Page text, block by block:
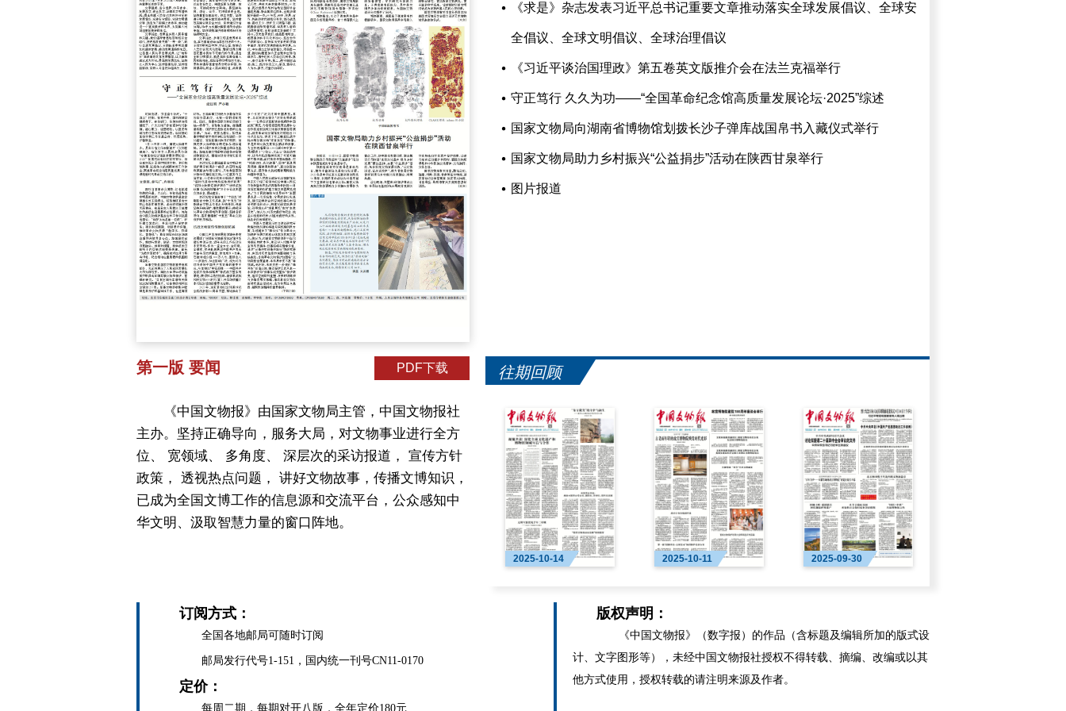
第一版 要闻 PDF下载
《中国文物报》由国家文物局主管，中国文物报社
主办。坚持正确导向，服务大局，对文物事业进行全方
位、 宽领域、 多角度、 深层次的采访报道， 宣传方针
政策， 透视热点问题， 讲好文物故事，传播文博知识，
已成为全国文博工作的信息源和交流平台，公众感知中
华文明、汲取智慧力量的窗口阵地。
《求是》杂志发表习近平总书记重要文章推动落实全球发展倡议、全球安
全倡议、全球文明倡议、全球治理倡议
《习近平谈治国理政》第五卷英文版推介会在法兰克福举行
守正笃行 久久为功——“全国革命纪念馆高质量发展论坛·2025”综述
国家文物局向湖南省博物馆划拨长沙子弹库战国帛书入藏仪式举行
国家文物局助力乡村振兴“公益捐步”活动在陕西甘泉举行
图片报道
往期回顾
2025-10-14 2025-10-11 2025-09-30
订阅方式：
全国各地邮局可随时订阅
邮局发行代号1-151，国内统一刊号CN11-0170
定价：
每周二期，每期对开八版，全年定价180元
版权声明：
《中国文物报》（数字报）的作品（含标题及编辑所加的版式设
计、文字图形等），未经中国文物报社授权不得转载、摘编、改编或以其
他方式使用，授权转载的请注明来源及作者。